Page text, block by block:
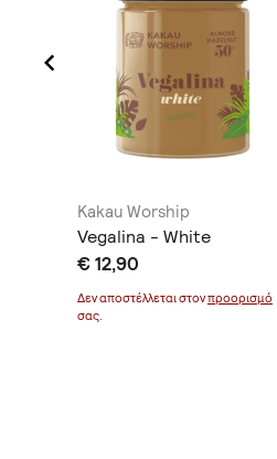
Kakau Worship
Vegalina - White
€ 12,90
Δεν αποστέλλεται στονπροορισμό
σας.